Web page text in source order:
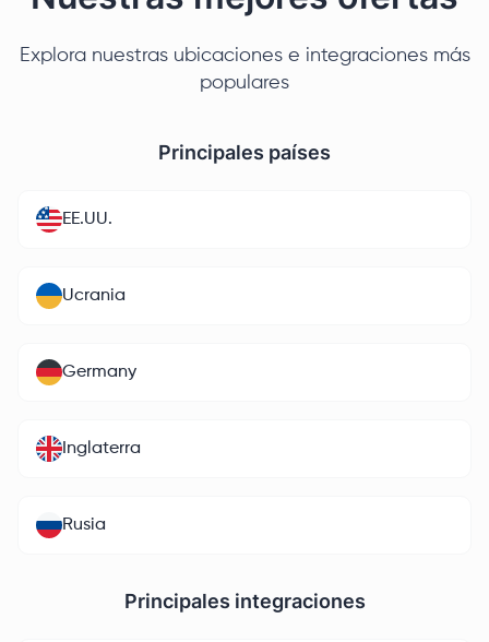
Explora nuestras ubicaciones e integraciones más
populares
Principales países
EE.UU.
Ucrania
Germany
Inglaterra
Rusia
Principales integraciones